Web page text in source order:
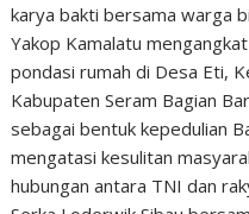
karya bakti bersama warga
Yakop Kamalatu
pondasi rumah di Desa Eti,
Kabupaten Seram Bagian
sebagai bentuk kepedulian
mengatasi kesulitan
hubungan antara TNI dan